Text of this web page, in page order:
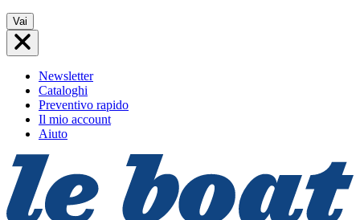
Vai
al
contenuto
Vai
Newsletter
Cataloghi
Preventivo rapido
Il mio account
Aiuto